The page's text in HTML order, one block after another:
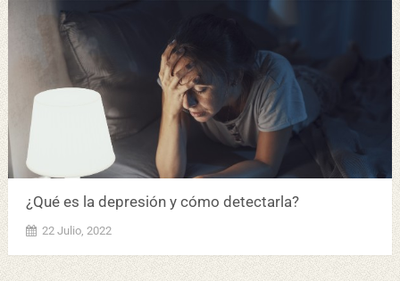
¿Qué es la depresión y cómo detectarla?
22 Julio, 2022